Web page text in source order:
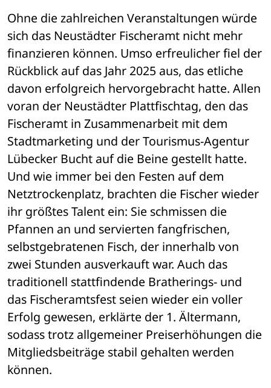
Ohne die zahlreichen Veranstaltungen würde
sich das Neustädter Fischeramt nicht mehr
finanzieren können. Umso erfreulicher fiel der
Rückblick auf das Jahr 2025 aus, das etliche
davon erfolgreich hervorgebracht hatte. Allen
voran der Neustädter Plattfischtag, den das
Fischeramt in Zusammenarbeit mit dem
Stadtmarketing und der Tourismus-Agentur
Lübecker Bucht auf die Beine gestellt hatte.
Und wie immer bei den Festen auf dem
Netztrockenplatz, brachten die Fischer wieder
ihr größtes Talent ein: Sie schmissen die
Pfannen an und servierten fangfrischen,
selbstgebratenen Fisch, der innerhalb von
zwei Stunden ausverkauft war. Auch das
traditionell stattfindende Bratherings- und
das Fischeramtsfest seien wieder ein voller
Erfolg gewesen, erklärte der 1. Ältermann,
sodass trotz allgemeiner Preiserhöhungen die
Mitgliedsbeiträge stabil gehalten werden
können.